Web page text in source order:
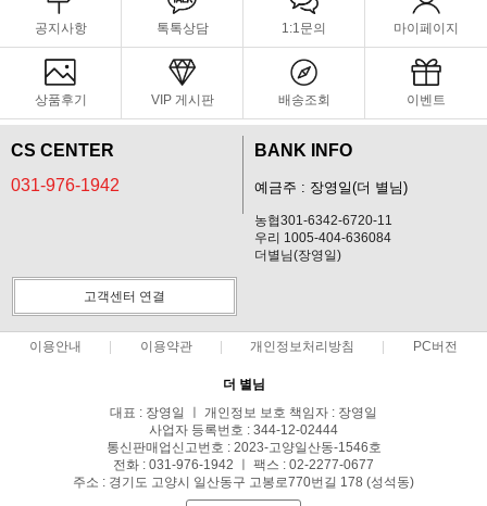
공지사항 톡톡상담 1:1문의 마이페이지
상품후기 VIP 게시판 배송조회 이벤트
CS CENTER
031-976-1942
BANK INFO
예금주 : 장영일(더 별님)
농협301-6342-6720-11
우리 1005-404-636084
더별님(장영일)
고객센터 연결
이용안내 이용약관 개인정보처리방침 PC버전
더 별님
대표 : 장영일 ㅣ 개인정보 보호 책임자 : 장영일
사업자 등록번호 : 344-12-02444
통신판매업신고번호 : 2023-고양일산동-1546호
전화 : 031-976-1942 ㅣ 팩스 : 02-2277-0677
주소 : 경기도 고양시 일산동구 고봉로770번길 178 (성석동)